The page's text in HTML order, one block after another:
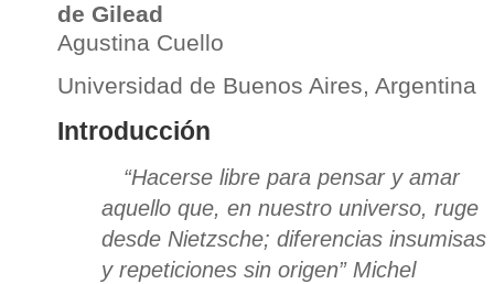
de Gilead
Agustina Cuello
Universidad de Buenos Aires, Argentina
Introducción
“Hacerse libre para pensar y amar
aquello que, en nuestro universo, ruge
desde Nietzsche; diferencias insumisas
y repeticiones sin origen” Michel